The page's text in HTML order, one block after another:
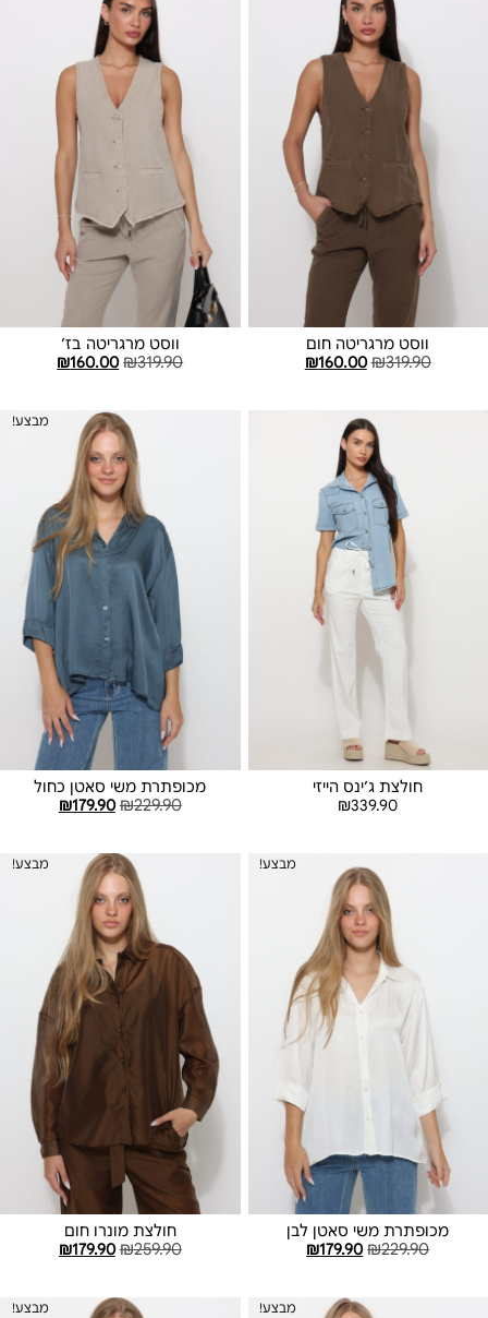
ווסט מרגריטה חום
₪319.90
₪160.00
ווסט מרגריטה בז׳
₪319.90
₪160.00
חולצת ג׳ינס הייזי
₪339.90
מבצע!
מכופתרת משי סאטן כחול
₪229.90
₪179.90
מבצע!
מכופתרת משי סאטן לבן
₪229.90
₪179.90
מבצע!
חולצת מונרו חום
₪259.90
₪179.90
מבצע! מבצע!